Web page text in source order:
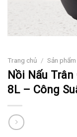
Trang chủ / Sản phẩm
Nồi Nấu
8L – Công